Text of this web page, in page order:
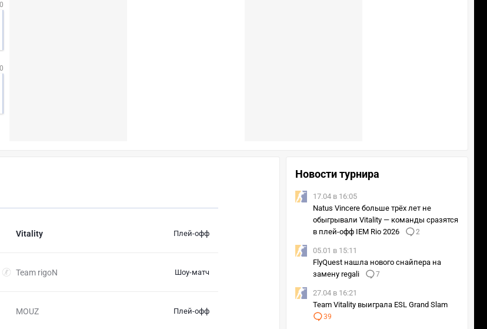
Vitality Плей-офф
Team rigoN Шоу-матч
MOUZ Плей-офф
Новости турнира
17.04 в 16:05
Natus Vincere больше трёх лет не
обыгрывали Vitality — команды сразятся
в плей-офф IEM Rio 2026
2
05.01 в 15:11
FlyQuest нашла нового снайпера на
замену regali
7
27.04 в 16:21
Team Vitality выиграла ESL Grand Slam
39